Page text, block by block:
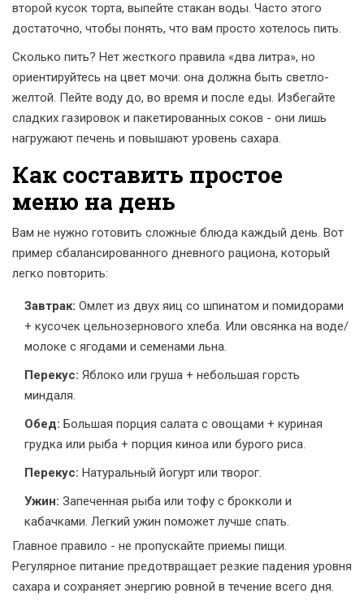
второй кусок торта, выпейте стакан воды. Часто этого
достаточно, чтобы понять, что вам просто хотелось пить.
Сколько пить? Нет жесткого правила «два литра», но
ориентируйтесь на цвет мочи: она должна быть светло-
желтой. Пейте воду до, во время и после еды. Избегайте
сладких газировок и пакетированных соков - они лишь
нагружают печень и повышают уровень сахара.
Как составить простое
меню на день
Вам не нужно готовить сложные блюда каждый день. Вот
пример сбалансированного дневного рациона, который
легко повторить:
Завтрак: Омлет из двух яиц со шпинатом и помидорами
+ кусочек цельнозернового хлеба. Или овсянка на воде/
молоке с ягодами и семенами льна.
Перекус: Яблоко или груша + небольшая горсть
миндаля.
Обед: Большая порция салата с овощами + куриная
грудка или рыба + порция киноа или бурого риса.
Перекус: Натуральный йогурт или творог.
Ужин: Запеченная рыба или тофу с брокколи и
кабачками. Легкий ужин поможет лучше спать.
Главное правило - не пропускайте приемы пищи.
Регулярное питание предотвращает резкие падения уровня
сахара и сохраняет энергию ровной в течение всего дня.